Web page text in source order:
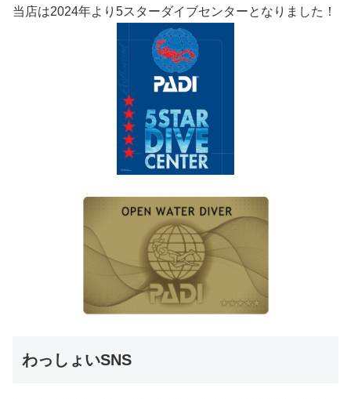
当店は2024年より5スターダイブセンターとなりました！
わっしょいSNS